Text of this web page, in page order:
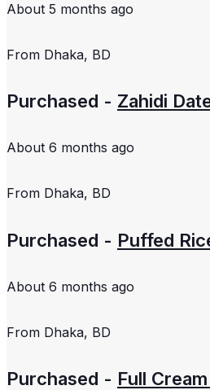
About 5 months ago
From Dhaka, BD
Purchased - Zahidi
About 6 months ago
From Dhaka, BD
Purchased - Puffed
About 6 months ago
From Dhaka, BD
Purchased - Full Cream